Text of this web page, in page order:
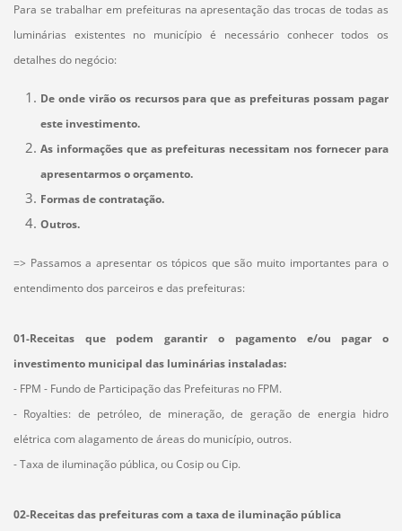
Para se trabalhar em prefeituras na apresentação das trocas de todas as
luminárias existentes no município é necessário conhecer todos os
detalhes do negócio:
De onde virão os recursos para que as prefeituras possam pagar
este investimento.
As informações que as prefeituras necessitam nos fornecer para
apresentarmos o orçamento.
Formas de contratação.
Outros.
=> Passamos a apresentar os tópicos que são muito importantes para o
entendimento dos parceiros e das prefeituras:
01-Receitas que podem garantir o pagamento e/ou pagar o
investimento municipal das luminárias instaladas:
- FPM - Fundo de Participação das Prefeituras no FPM.
- Royalties: de petróleo, de mineração, de geração de energia hidro
elétrica com alagamento de áreas do município, outros.
- Taxa de iluminação pública, ou Cosip ou Cip.
02-Receitas das prefeituras com a taxa de iluminação pública